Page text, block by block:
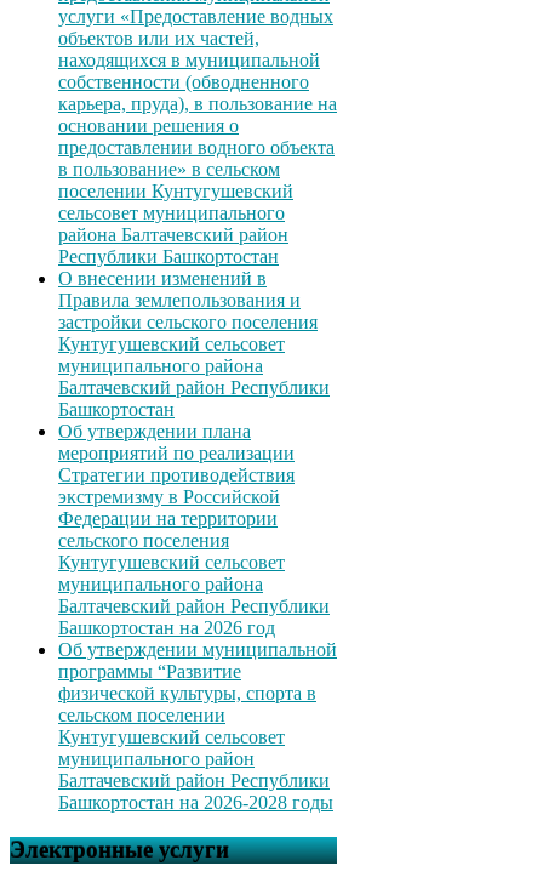
услуги «Предоставление водных
объектов или их частей,
находящихся в муниципальной
собственности (обводненного
карьера, пруда), в пользование на
основании решения о
предоставлении водного объекта
в пользование» в сельском
поселении Кунтугушевский
сельсовет муниципального
района Балтачевский район
Республики Башкортостан
О внесении изменений в
Правила землепользования и
застройки сельского поселения
Кунтугушевский сельсовет
муниципального района
Балтачевский район Республики
Башкортостан
Об утверждении плана
мероприятий по реализации
Стратегии противодействия
экстремизму в Российской
Федерации на территории
сельского поселения
Кунтугушевский сельсовет
муниципального района
Балтачевский район Республики
Башкортостан на 2026 год
Об утверждении муниципальной
программы “Развитие
физической культуры, спорта в
сельском поселении
Кунтугушевский сельсовет
муниципального район
Балтачевский район Республики
Башкортостан на 2026-2028 годы
Электронные услуги